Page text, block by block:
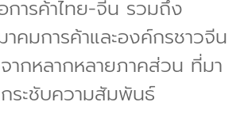
การค้าไทย-จีน รวมถึง
คมการค้าและองค์กรชาวจีน
จากหลากหลายภาคส่วน ที่มา
ระชับความสัมพันธ์